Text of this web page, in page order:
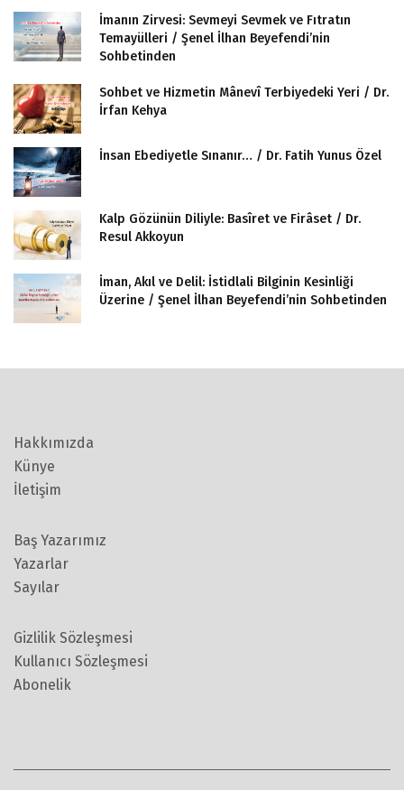
İmanın Zirvesi: Sevmeyi Sevmek ve Fıtratın
Temayülleri / Şenel İlhan Beyefendi’nin
Sohbetinden
Sohbet ve Hizmetin Mânevî Terbiyedeki Yeri / Dr.
İrfan Kehya
İnsan Ebediyetle Sınanır… / Dr. Fatih Yunus Özel
Kalp Gözünün Diliyle: Basîret ve Firâset / Dr.
Resul Akkoyun
İman, Akıl ve Delil: İstidlali Bilginin Kesinliği
Üzerine / Şenel İlhan Beyefendi’nin Sohbetinden
Hakkımızda
Künye
İletişim
Baş Yazarımız
Yazarlar
Sayılar
Gizlilik Sözleşmesi
Kullanıcı Sözleşmesi
Abonelik